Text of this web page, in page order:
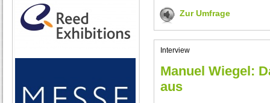
Zur Umfrage
Interview
Manuel Wiegel:
aus